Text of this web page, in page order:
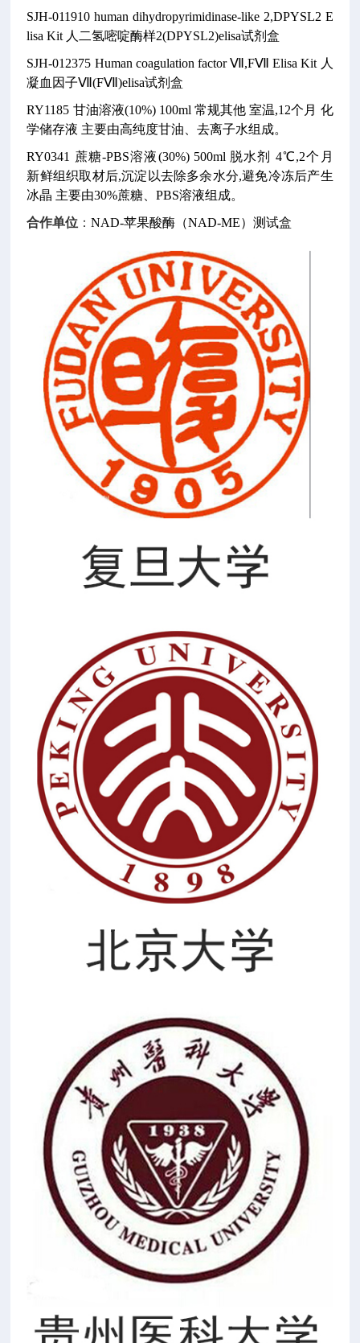
SJH-011910 human dihydropyrimidinase-like 2,DPYSL2 E
lisa Kit 人二氢嘧啶酶样2(DPYSL2)elisa试剂盒
SJH-012375 Human coagulation factor Ⅶ,FⅦ Elisa Kit 人
凝血因子Ⅶ(FⅦ)elisa试剂盒
RY1185 甘油溶液(10%) 100ml 常规其他 室温,12个月 化
学储存液 主要由高纯度甘油、去离子水组成。
RY0341 蔗糖-PBS溶液(30%) 500ml 脱水剂
4℃,2个月
新鲜组织取材后,沉淀以去除多余水分,避免冷冻后产生
冰晶 主要由30%蔗糖、PBS溶液组成。
合作单位 ：NAD-苹果酸酶（NAD-ME）测试盒